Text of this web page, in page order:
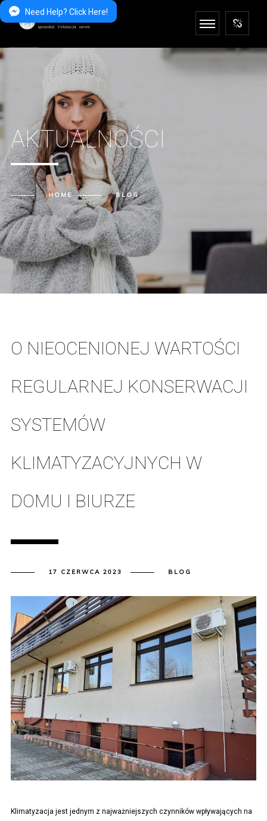
Need Help? Click Here!
AKTUALNOŚCI
HOME BLOG
O NIEOCENIONEJ WARTOŚCI
REGULARNEJ KONSERWACJI
SYSTEMÓW
KLIMATYZACYJNYCH W
DOMU I BIURZE
17 CZERWCA 2023 BLOG
Klimatyzacja jest jednym z najważniejszych czynników wpływających na